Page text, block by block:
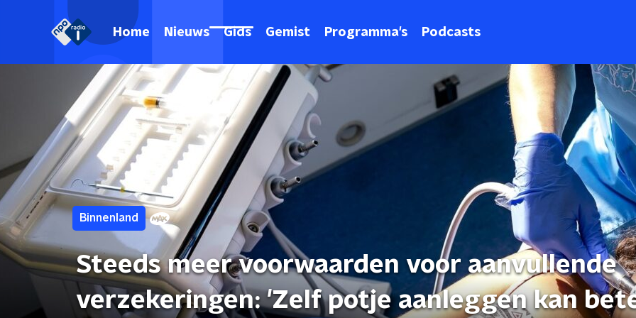
Home Nieuws Gids Gemist Programma's Podcasts
Binnenland
Steeds meer voorwaarden voor aanvullende
verzekeringen: 'Zelf potje aanleggen kan